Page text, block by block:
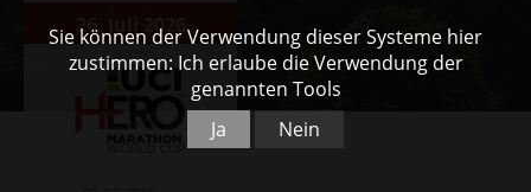
26. Juli 2026
Sie können der Verwendung dieser Systeme hier
zustimmen: Ich erlaube die Verwendung der
genannten Tools
Ja
Nein